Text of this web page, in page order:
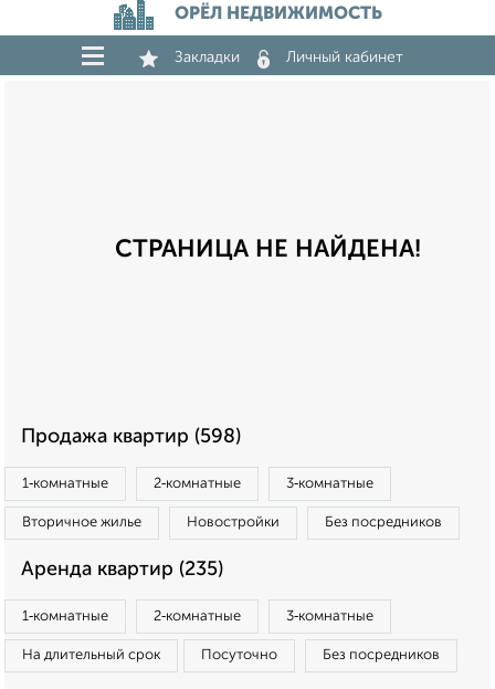
ОРЁЛ НЕДВИЖИМОСТЬ
Закладки Личный кабинет
СТРАНИЦА НЕ НАЙДЕНА!
Продажа квартир (598)
1‑комнатные 2‑комнатные 3‑комнатные
Вторичное жилье Новостройки Без посредников
Аренда квартир (235)
1‑комнатные 2‑комнатные 3‑комнатные
На длительный срок Посуточно Без посредников